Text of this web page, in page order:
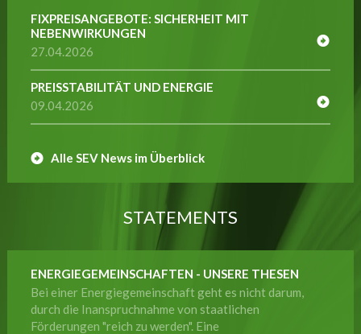
FIXPREISANGEBOTE: SICHERHEIT MIT
NEBENWIRKUNGEN
27.04.2026
PREISSTABILITÄT UND ENERGIE
09.04.2026
Alle SEV News im Überblick
STATEMENTS
ENERGIEGEMEINSCHAFTEN - UNSERE THESEN
Bei einer Energiegemeinschaft geht es nicht darum,
durch die Inanspruchnahme von staatlichen
Förderungen "reich zu werden". Eine